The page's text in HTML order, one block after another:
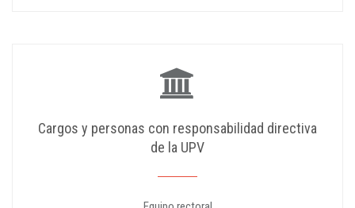
Cargos y personas con responsabilidad directiva
de la UPV